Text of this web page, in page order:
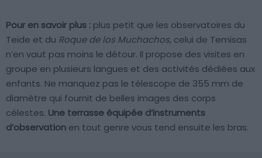
Pour en savoir plus : plus petit que les observatoires du
Teide et du Roque de los Muchachos, celui de Temisas
n’en vaut pas moins le détour. Il propose des visites en
groupe en plusieurs langues et des activités dédiées aux
enfants. Ne manquez pas le télescope de 355 mm de
diamètre qui fournit de belles images des corps
célestes. Une terrasse équipée d’instruments
d’observation en tout genre vous tend ensuite les bras.